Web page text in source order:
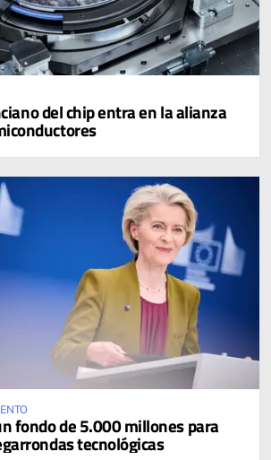
del chip entra en la alianza
fondo de 5.000 millones para
tecnológicas